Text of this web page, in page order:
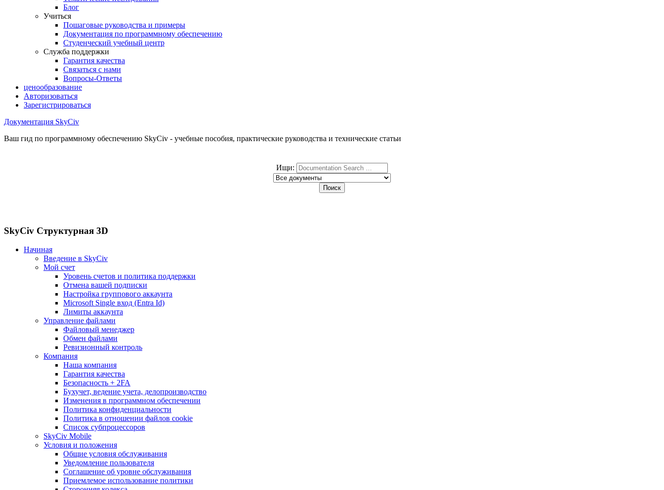
Блог
Учиться
Пошаговые руководства и примеры
Документация по программному обеспечению
Студенческий учебный центр
Служба поддержки
Гарантия качества
Связаться с нами
Вопросы-Ответы
ценообразование
Авторизоваться
Зарегистрироваться
Документация SkyCiv
Ваш гид по программному обеспечению SkyCiv - учебные пособия, практические руководства и технические статьи
Ищи:
SkyCiv Структурная 3D
Начиная
Введение в SkyCiv
Мой счет
Уровень счетов и политика поддержки
Отмена вашей подписки
Настройка группового аккаунта
Microsoft Single вход (Entra Id)
Лимиты аккаунта
Управление файлами
Файловый менеджер
Обмен файлами
Ревизионный контроль
Компания
Наша компания
Гарантия качества
Безопасность + 2FA
Бухучет, ведение учета, делопроизводство
Изменения в программном обеспечении
Политика конфиденциальности
Политика в отношении файлов cookie
Список субпроцессоров
SkyCiv Mobile
Условия и положения
Общие условия обслуживания
Уведомление пользователя
Соглашение об уровне обслуживания
Приемлемое использование политики